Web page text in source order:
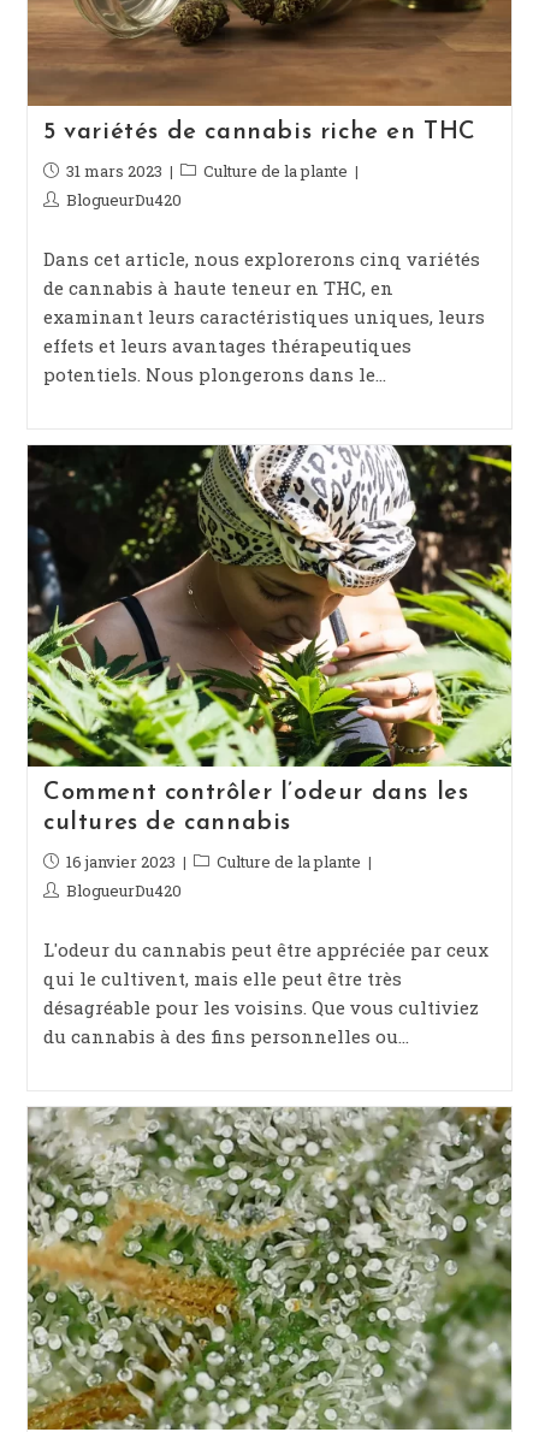
5 variétés de cannabis riche en THC
Publication
publiée :
31 mars 2023
Post
category:
Culture de la plante
Auteur/autrice
la
publication :
BlogueurDu420
Dans cet article, nous explorerons cinq variétés
de cannabis à haute teneur en THC, en
examinant leurs caractéristiques uniques, leurs
effets et leurs avantages thérapeutiques
potentiels. Nous plongerons dans le…
Comment contrôler l’odeur dans les
cultures de cannabis
Publication
publiée :
16 janvier 2023
PostCulture de la plante
Auteur/autrice
la
publication :
BlogueurDu420
L'odeur du cannabis peut être appréciée par ceux
qui le cultivent, mais elle peut être très
désagréable pour les voisins. Que vous cultiviez
du cannabis à des fins personnelles ou…